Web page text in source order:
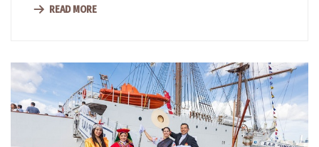
READ MORE